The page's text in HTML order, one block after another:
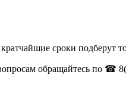
сроки подберут
обращайтесь по ☎